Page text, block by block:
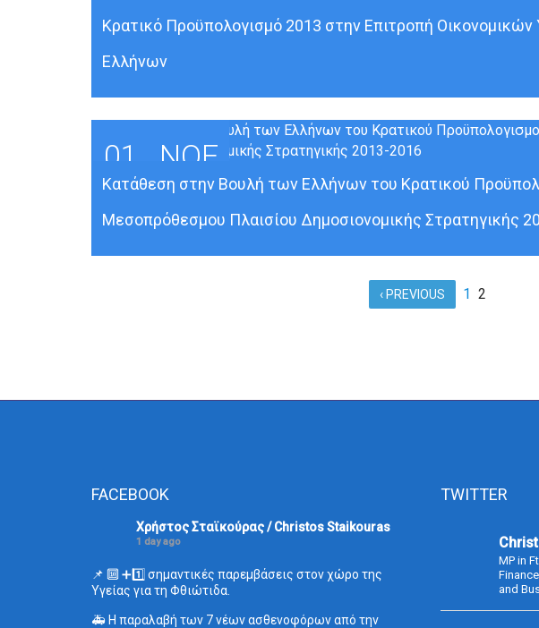
Κρατικό Προϋπολογισμό 2013 στην Επιτροπή
Ελλήνων
01 ΝΟΈ
Κατάθεση στην Βουλή των Ελλήνων του Κρατικού
Μεσοπρόθεσμου Πλαισίου Δημοσιονομικής Στρατηγικής
‹ PREVIOUS 1 2
FACEBOOK
Χρήστος Σταϊκούρας / Christos Staikouras
1 day ago
📌 🔟 ➕1️⃣ σημαντικές παρεμβάσεις στον χώρο της
Υγείας για τη Φθιώτιδα.
🚑 Η παραλαβή των 7 νέων ασθενοφόρων από την
TWITTER
MP in
and